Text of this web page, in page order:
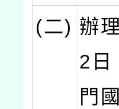
(二) 辦
2日
門